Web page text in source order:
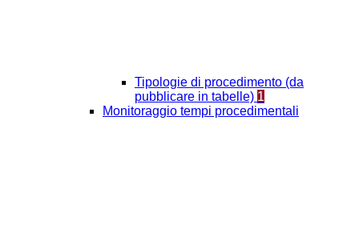
Tipologie di procedimento (da
pubblicare in tabelle) 1
Monitoraggio tempi procedimentali